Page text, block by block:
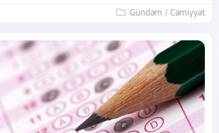
Gündəm / Cəmiyyət